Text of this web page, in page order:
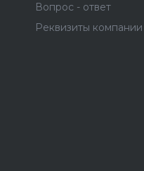
Вопрос - ответ
Реквизиты компании